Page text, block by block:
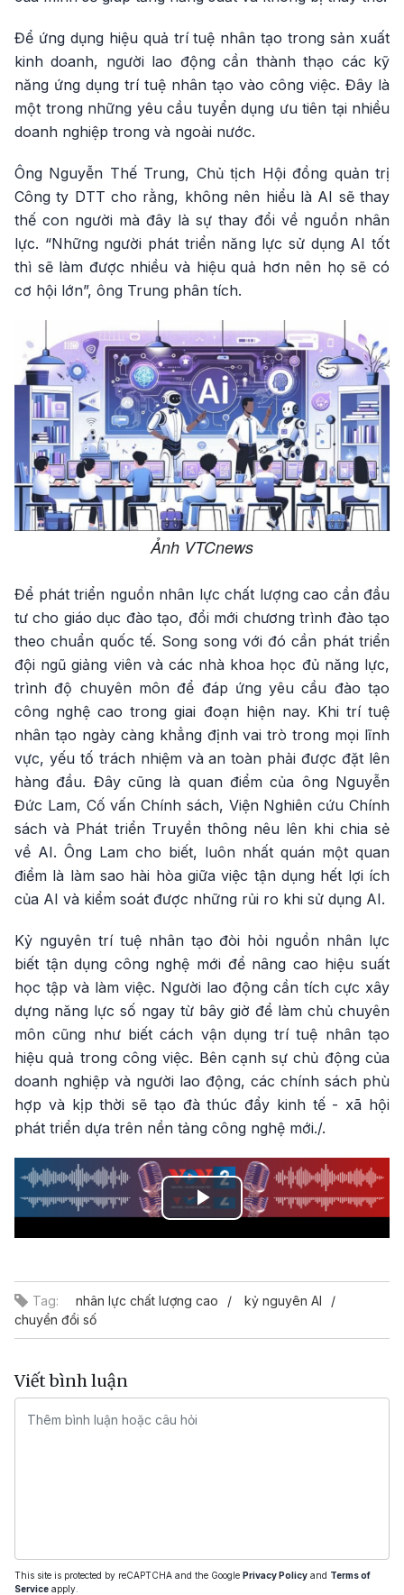
Để ứng dụng hiệu quả trí tuệ nhân tạo trong sản xuất
kinh doanh, người lao động cần thành thạo các kỹ
năng ứng dụng trí tuệ nhân tạo vào công việc. Đây là
một trong những yêu cầu tuyển dụng ưu tiên tại nhiều
doanh nghiệp trong và ngoài nước.
Ông Nguyễn Thế Trung, Chủ tịch Hội đồng quản trị
Công ty DTT cho rằng, không nên hiểu là AI sẽ thay
thế con người mà đây là sự thay đổi về nguồn nhân
lực. “Những người phát triển năng lực sử dụng AI tốt
thì sẽ làm được nhiều và hiệu quả hơn nên họ sẽ có
cơ hội lớn”, ông Trung phân tích.
Ảnh VTCnews
Để phát triển nguồn nhân lực chất lượng cao cần đầu
tư cho giáo dục đào tạo, đổi mới chương trình đào tạo
theo chuẩn quốc tế. Song song với đó cần phát triển
đội ngũ giảng viên và các nhà khoa học đủ năng lực,
trình độ chuyên môn để đáp ứng yêu cầu đào tạo
công nghệ cao trong giai đoạn hiện nay. Khi trí tuệ
nhân tạo ngày càng khẳng định vai trò trong mọi lĩnh
vực, yếu tố trách nhiệm và an toàn phải được đặt lên
hàng đầu. Đây cũng là quan điểm của ông Nguyễn
Đức Lam, Cố vấn Chính sách, Viện Nghiên cứu Chính
sách và Phát triển Truyền thông nêu lên khi chia sẻ
về AI. Ông Lam cho biết, luôn nhất quán một quan
điểm là làm sao hài hòa giữa việc tận dụng hết lợi ích
của AI và kiểm soát được những rủi ro khi sử dụng AI.
Kỷ nguyên trí tuệ nhân tạo đòi hỏi nguồn nhân lực
biết tận dụng công nghệ mới để nâng cao hiệu suất
học tập và làm việc. Người lao động cần tích cực xây
dựng năng lực số ngay từ bây giờ để làm chủ chuyên
môn cũng như biết cách vận dụng trí tuệ nhân tạo
hiệu quả trong công việc. Bên cạnh sự chủ động của
doanh nghiệp và người lao động, các chính sách phù
hợp và kịp thời sẽ tạo đà thúc đẩy kinh tế - xã hội
phát triển dựa trên nền tảng công nghệ mới./.
Play
Tag: nhân lực chất lượng cao
kỷ nguyên AI
chuyển đổi số
Viết bình luận
This site is protected by reCAPTCHA and the Google Privacy Policy and Terms of
Service apply.